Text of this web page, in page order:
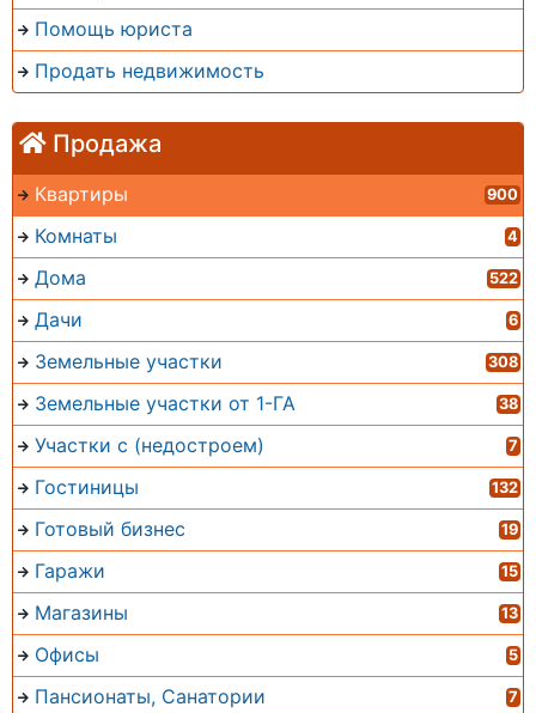
Помощь юриста
Продать недвижимость
Продажа
Квартиры 900
Комнаты 4
Дома 522
Дачи 6
Земельные участки 308
Земельные участки от 1-ГА 38
Участки с (недостроем) 7
Гостиницы 132
Готовый бизнес 19
Гаражи 15
Магазины 13
Офисы 5
Пансионаты, Санатории 7